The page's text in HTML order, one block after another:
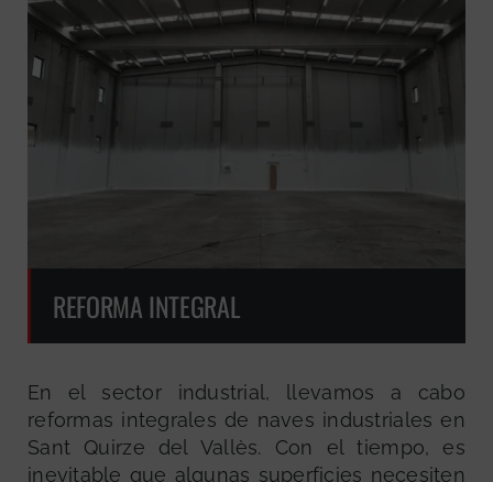
REFORMA INTEGRAL
En el sector industrial, llevamos a cabo
reformas integrales de naves industriales en
Sant Quirze del Vallès. Con el tiempo, es
inevitable que algunas superficies necesiten